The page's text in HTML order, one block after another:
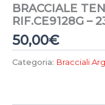
BRACCIALE
RIF.CE9128G –
50,00€
Categoria: Bracciali